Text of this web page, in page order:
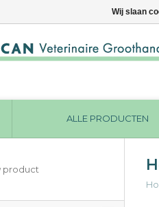
ALLE PRODUCTEN
Wij slaan